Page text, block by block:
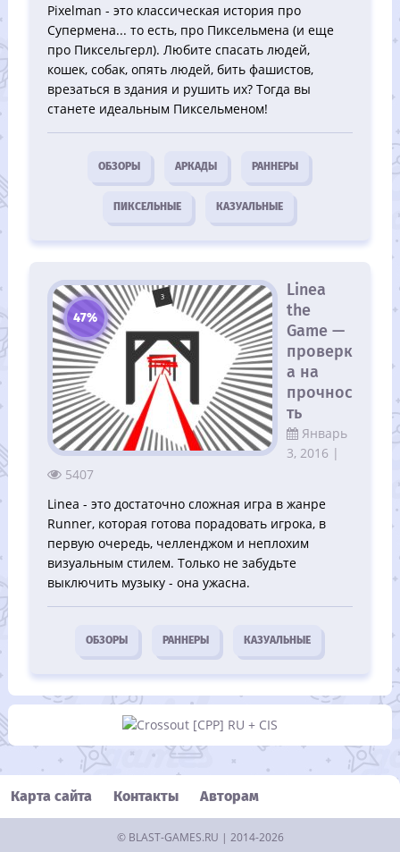
Pixelman - это классическая история про
Супермена... то есть, про Пиксельмена (и еще
про Пиксельгерл). Любите спасать людей,
кошек, собак, опять людей, бить фашистов,
врезаться в здания и рушить их? Тогда вы
станете идеальным Пиксельменом!
ОБЗОРЫ АРКАДЫ РАННЕРЫ
ПИКСЕЛЬНЫЕ КАЗУАЛЬНЫЕ
47%
Linea
the
Game —
проверк
а на
прочнос
ть
Январь
3, 2016 |
5407
Linea - это достаточно сложная игра в жанре
Runner, которая готова порадовать игрока, в
первую очередь, челленджом и неплохим
визуальным стилем. Только не забудьте
выключить музыку - она ужасна.
ОБЗОРЫ РАННЕРЫ КАЗУАЛЬНЫЕ
Карта сайта Контакты Авторам
© BLAST-GAMES.RU | 2014-2026